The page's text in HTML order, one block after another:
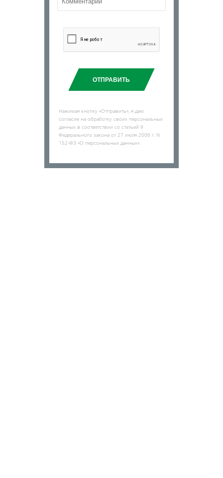
ОТПРАВИТЬ
Нажимая кнопку «Отправить», я даю
согласие на обработку своих персональных
данных в соответствии со статьей 9
Федерального закона от 27 июля 2006 г. N
152-ФЗ «О персональных данных».